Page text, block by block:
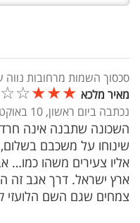
סכסוך השמות מרחובות
מאיר מלכא ★
★
★
☆
☆
נכתבה ביום ראשון, 10 באוקטובר 2021, 22:31
השכונה שתבנה אינה
שינוחו על משכבם
אליו צעירים משהו כמו…
צמחים שגם השם הלועזי